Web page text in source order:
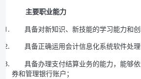
主要职业能力
具备对新知识、新技能的学习能力和创
具备正确运用会计信息化系统软件处理
具备办理支付结算业务的能力，能够
券和管理银行账户；